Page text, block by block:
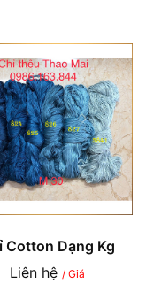
Cotton Dạng Kg
Liên hệ / Giá